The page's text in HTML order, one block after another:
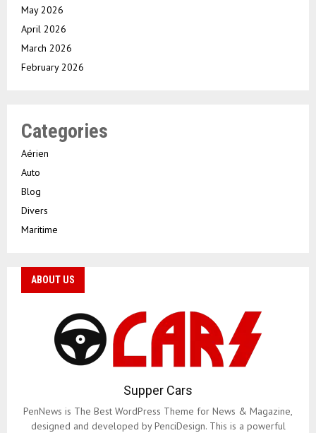
May 2026
April 2026
March 2026
February 2026
Categories
Aérien
Auto
Blog
Divers
Maritime
ABOUT US
Supper Cars
PenNews is The Best WordPress Theme for News & Magazine,
designed and developed by PenciDesign. This is a powerful